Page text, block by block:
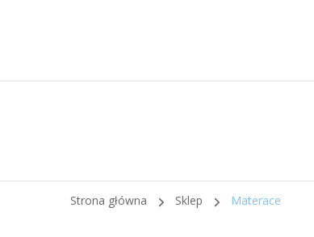
Strona główna Sklep Materace